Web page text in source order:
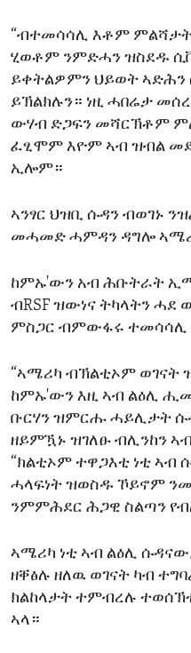
“ብተመሳሳሊ እቶም
ሂወቶም ንምድሓን ዝስደዱ
ይቀትልዎምን ህይወት ኣድሕን
ይኽልክሉን። ነዚ ሓበሬታ
ውሃብ ድጋፍን መሻርኽቶም
ፈፂሞም እዮም ኣብ ዝብል
ኢሎም።
ኣንፃር ህዝቢ ሱዳን ብወገኑ
መሓመድ ሓምዳን ዳግሎ
ከምኡ'ውን አብ ሕቡትራት
ብRSF ዝውነና ትካላትን ሓደ
ምስጋር ብምውፋሩ ተመሳሳሊ
“ኣሜሪካ ብኽልቲኦም ወገናት
ከምኡ'ውን እዚ ኣብ ልዕሊ
ቡርሃን ዝምርሑ ሓይሊታት
ዘይምዃኑ ዝገለፁ ብሊንከን
“ክልቲኦም ተዋጋእቲ ነቲ ኣብ
ሓላፍነት ዝወስዱ ኾይኖም
ንምምሕደር ሕጋዊ ስልጣን
ኣሜሪካ ነቲ ኣብ ልዕሊ
ዘቐፅሉ ዘለዉ ወገናት ካብ
ክልከላታት ተምብረሉ
ኣላ።